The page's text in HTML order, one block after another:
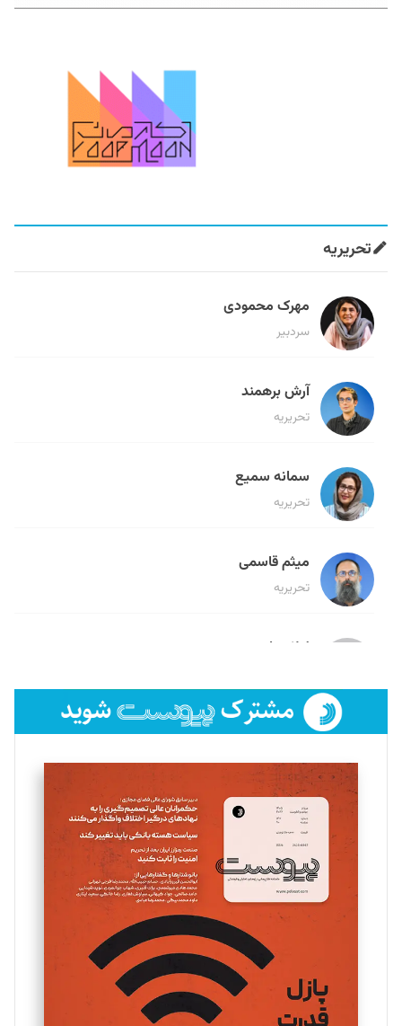
تحریریه
مهرک محمودی
سردبیر
آرش برهمند
تحریریه
سمانه سمیع
تحریریه
میثم قاسمی
تحریریه
لیلا حنارود
فائزه فتحی رستمی
تحریریه
سروش کرمیان
تحریریه
مینا پاکدل
یسنا امان‌پور
تحریریه